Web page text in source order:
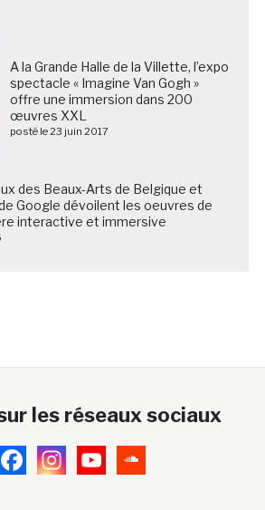
A la Grande Halle de la Villette, l’expo
spectacle « Imagine Van Gogh »
offre une immersion dans 200
œuvres XXL
posté le 23 juin 2017
des Beaux-Arts de Belgique et
Google dévoilent les oeuvres de
interactive et immersive
les réseaux sociaux